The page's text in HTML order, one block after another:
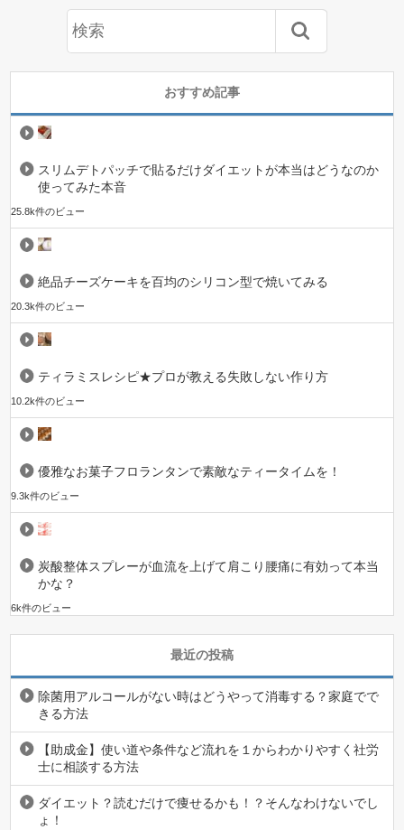
おすすめ記事
スリムデトパッチで貼るだけダイエットが本当はどうなのか
使ってみた本音
25.8k件のビュー
絶品チーズケーキを百均のシリコン型で焼いてみる
20.3k件のビュー
ティラミスレシピ★プロが教える失敗しない作り方
10.2k件のビュー
優雅なお菓子フロランタンで素敵なティータイムを！
9.3k件のビュー
炭酸整体スプレーが血流を上げて肩こり腰痛に有効って本当
かな？
6k件のビュー
最近の投稿
除菌用アルコールがない時はどうやって消毒する？家庭でで
きる方法
【助成金】使い道や条件など流れを１からわかりやすく社労
士に相談する方法
ダイエット？読むだけで痩せるかも！？そんなわけないでし
ょ！